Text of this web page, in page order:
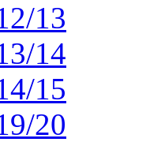
13
14
15
20